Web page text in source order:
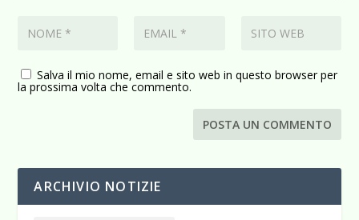
Salva il mio nome, email e sito web in questo browser per
la prossima volta che commento.
ARCHIVIO NOTIZIE